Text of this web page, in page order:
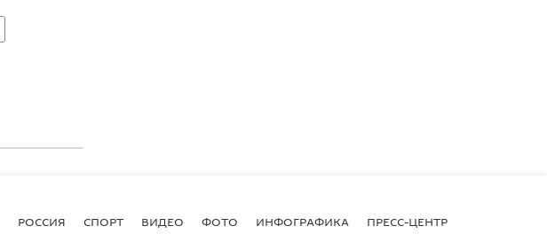
РОССИЯ СПОРТ ВИДЕО ФОТО ИНФОГРАФИКА ПРЕСС-ЦЕНТР